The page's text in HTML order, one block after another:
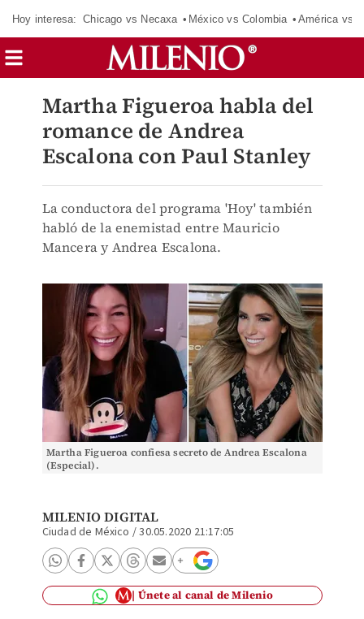
Hoy interesa: Chicago vs Necaxa México vs Colombia América vs
Martha Figueroa habla del
romance de Andrea
Escalona con Paul Stanley
La conductora del programa 'Hoy' también
habló de la enemistad entre Mauricio
Mancera y Andrea Escalona.
Martha Figueroa confiesa secreto de Andrea Escalona
(Especial).
MILENIO DIGITAL
Ciudad de México /30.05.2020 21:17:05
Únete al canal de Milenio